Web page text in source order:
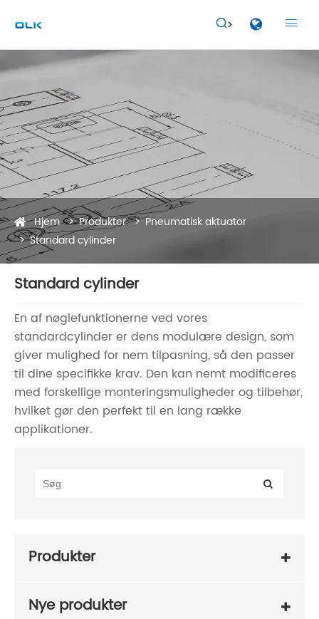
 
Hjem Produkter
Pneumatisk aktuator
Standard cylinder
Standard cylinder
En af nøglefunktionerne ved vores
standardcylinder er dens modulære design, som
giver mulighed for nem tilpasning, så den passer
til dine specifikke krav. Den kan nemt modificeres
med forskellige monteringsmuligheder og tilbehør,
hvilket gør den perfekt til en lang række
applikationer.
Produkter
Nye produkter